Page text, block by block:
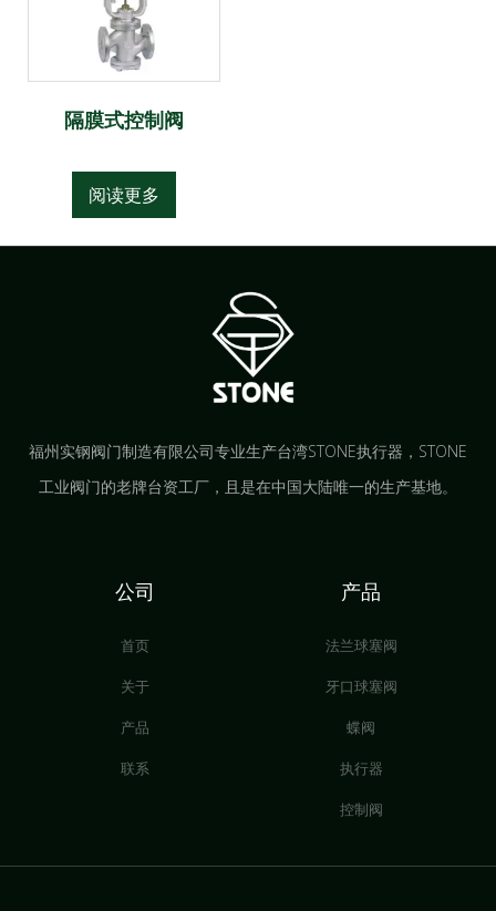
隔膜式控制阀
阅读更多
福州实钢阀门制造有限公司专业生产台湾STONE执行器，STONE
工业阀门的老牌台资工厂，且是在中国大陆唯一的生产基地。
公司
首页
关于
产品
联系
产品
法兰球塞阀
牙口球塞阀
蝶阀
执行器
控制阀